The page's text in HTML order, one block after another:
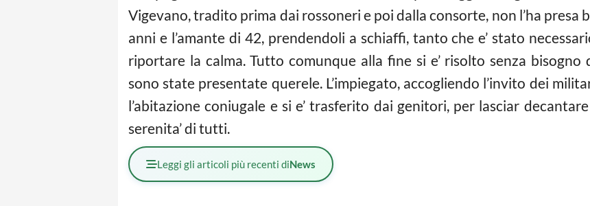
Vigevano, tradito prima dai rossoneri e poi dalla consorte, non l’ha presa
anni e l’amante di 42, prendendoli a schiaffi, tanto che e’ stato
riportare la calma. Tutto comunque alla fine si e’ risolto senza bisogno
sono state presentate querele. L’impiegato, accogliendo l’invito dei
l’abitazione coniugale e si e’ trasferito dai genitori, per lasciar
serenita’ di tutti.
Leggi gli articoli più recenti diNews